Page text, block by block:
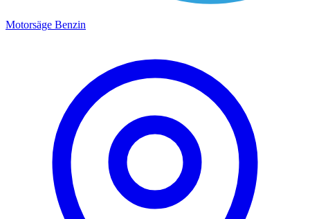
Motorsäge Benzin